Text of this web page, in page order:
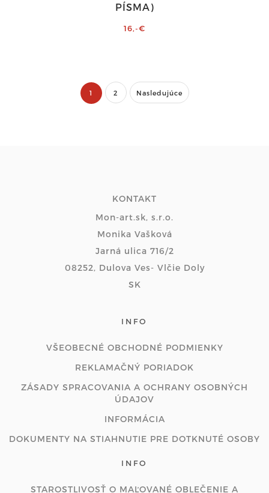
PÍSMA)
16,-€
1 2 Nasledujúce
KONTAKT
Mon-art.sk, s.r.o.
Monika Vašková
Jarná ulica 716/2
08252, Dulova Ves- Vlčie Doly
SK
INFO
VŠEOBECNÉ OBCHODNÉ PODMIENKY
REKLAMAČNÝ PORIADOK
ZÁSADY SPRACOVANIA A OCHRANY OSOBNÝCH
ÚDAJOV
INFORMÁCIA
DOKUMENTY NA STIAHNUTIE PRE DOTKNUTÉ OSOBY
INFO
STAROSTLIVOSŤ O MAĽOVANÉ OBLEČENIE A